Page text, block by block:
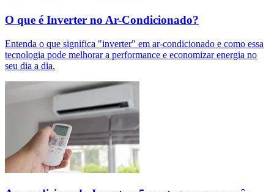
O que é Inverter no Ar-Condicionado?
Entenda o que significa "inverter" em ar-condicionado e como essa
tecnologia pode melhorar a performance e economizar energia no
seu dia a dia.